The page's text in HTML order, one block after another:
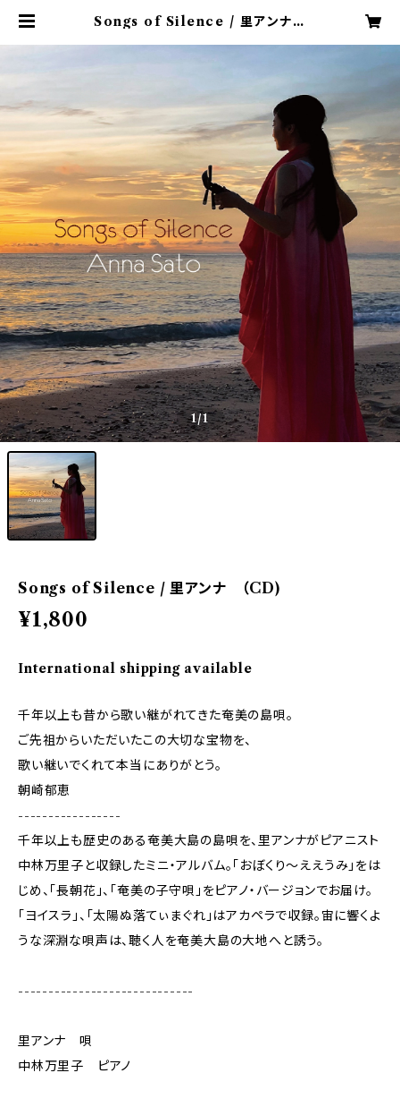
Songs of Silence / 里アンナ
1/1
Songs of Silence / 里アンナ （CD)
¥1,800
International shipping available
千年以上も昔から歌い継がれてきた奄美の島唄。
ご先祖からいただいたこの大切な宝物を、
歌い継いでくれて本当にありがとう。
朝崎郁恵
-----------------
千年以上も歴史のある奄美大島の島唄を、里アンナがピアニスト
中林万里子と収録したミニ・アルバム。「おぼくり〜ええうみ」をは
じめ、「長朝花」、「奄美の子守唄」をピアノ・バージョンでお届け。
「ヨイスラ」、「太陽ぬ落てぃまぐれ」はアカペラで収録。宙に響くよ
うな深淵な唄声は、聴く人を奄美大島の大地へと誘う。
-----------------------------
里アンナ 唄
中林万里子 ピアノ